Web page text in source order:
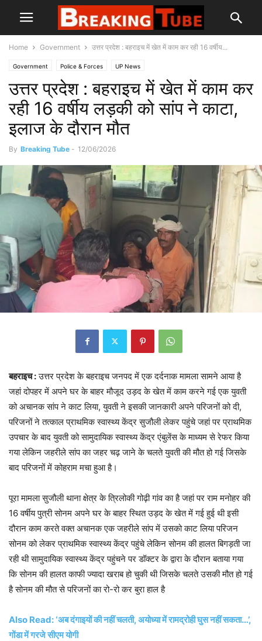
Home Government उत्तर प्रदेश : बहराइच में खेत में काम कर रही 16 वर्षीय...
Government Police & Forces UP News
उत्तर प्रदेश : बहराइच में खेत में काम कर
रही 16 वर्षीय लड़की को सांप ने काटा,
इलाज के दौरान मौत
By Breaking Tube - 12/06/2026
बहराइच :उत्तर प्रदेश के बहराइच जनपद में एक दर्दनाक मामला सामने आया है
जहां दोपहर में अपने घर के बाहर मौजूद उड़द के खेत में काम करने गई एक युवती
को अचानक सांप ने काट लिया, युवती ने इसकी जानकारी अपने परिजनों को दी,
परिजनों ने तत्काल प्राथमिक स्वास्थ्य केंद्र सुजौली लेकर पहुंचे जहां पर प्राथमिक
उपचार के बाद युवती को सामुदायिक स्वास्थ्य केंद्र एंबुलेंस के माध्यम से रेफर किया
गया लेकिन जहरीले सांप का जहर चढ़ जाने के चलते युवती की मौत हो गई जिसके
बाद परिजनों में कोहराम मचा हुआ है।
पूरा मामला सुजौली थाना क्षेत्र के त्रिलोकी गोढ़ी गांव का है जहां पर राम मनोहर की
16 वर्षीय पुत्री सोनम अपने घर के बाहर स्थित उड़द के खेत में गई हुई थी इसी
दौरान काम करते वक्त अचानक एक जहरीले सांप में उसको काट लिया परिजन
सोनम को लेकर प्राथमिक स्वास्थ्य केंद्र पहुंचे लेकिन सोनम की हालत बिगड़ती जा
रही थी सामुदायिक स्वास्थ्य केंद्र पहुंचने पर डॉक्टर के द्वारा के दौरान बताया गया
कि सोनम की हालत काफी ज्यादा खराब हो चुकी थी जिसके चलते उसकी मौत हो गई
है सोनम की मौत से परिजनों का रो-रो कर बुरा हाल है
Also Read: ‘अब दंगाइयों की नहीं चलती, अयोध्या में रामद्रोही घुस नहीं सकता…’,
गोंडा में गरजे सीएम योगी